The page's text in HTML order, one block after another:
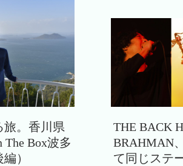
旅。香川県
The Box波多
）
THE BACK
BRAHMAN
て同じステ